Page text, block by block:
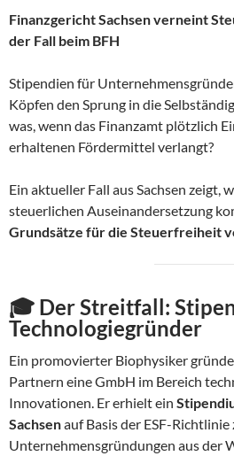
Finanzgericht Sachsen verneint
der Fall beim BFH
Stipendien für
Köpfen den Sprung in die
was, wenn das Finanzamt plötzlich
erhaltenen Fördermittel verlangt?
Ein aktueller Fall aus Sachsen zeigt,
steuerlichen Auseinandersetzung
Grundsätze für die Steuerfreiheit
🎓 Der Streitfall:
Technologiegründer
Ein promovierter Biophysiker
Partnern eine GmbH im Bereich
Innovationen. Er erhielt ein
Sachsenauf Basis der ESF-
Unternehmensgründungen aus der